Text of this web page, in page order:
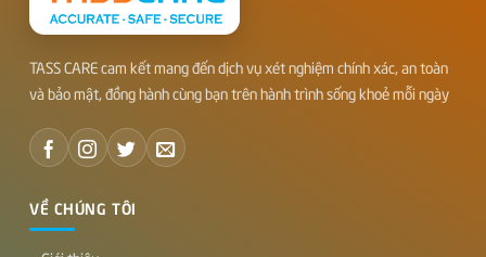
Giới thiệu
Gói xét nghiệm
Kiến thức y khoa
HỖ TRỢ